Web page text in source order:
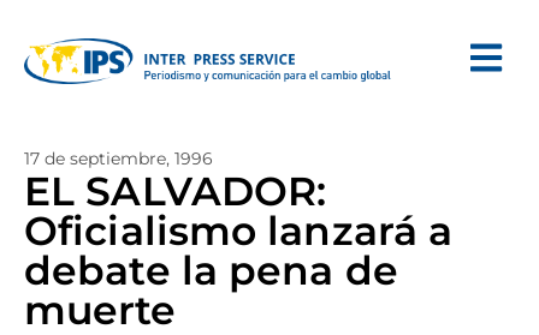
17 de septiembre, 1996
EL SALVADOR:
Oficialismo lanzará a
debate la pena de
muerte